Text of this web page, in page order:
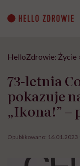
content
HelloZdrowie: Życie ›
73-letnia
pokazuje
„Ikona!” –
Opublikowano: 16.01.2023